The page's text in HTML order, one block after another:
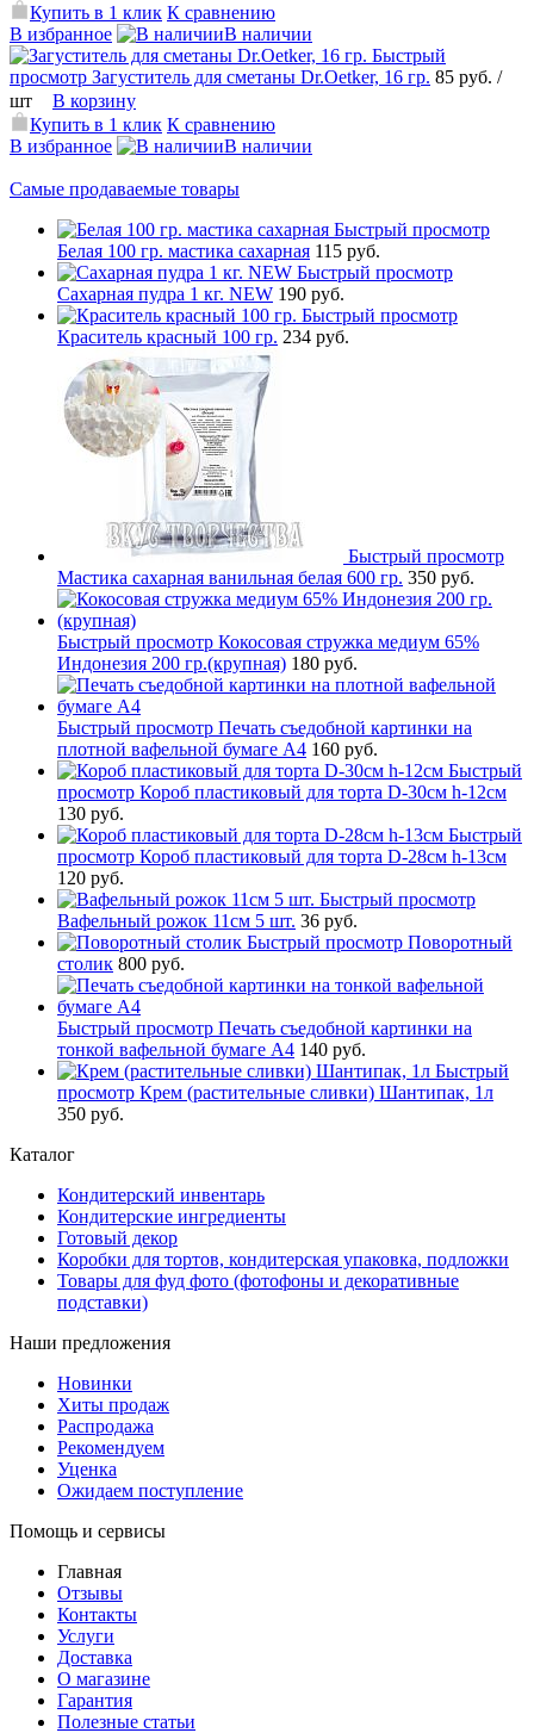
Купить в 1 клик К сравнению
В избранное
В наличии
Быстрый
просмотр Загуститель для сметаны Dr.Oetker, 16 гр. 85 руб. /
шт
В корзину
Купить в 1 клик К сравнению
В избранное
В наличии
Самые продаваемые товары
Быстрый просмотр
Белая 100 гр. мастика сахарная 115 руб.
Быстрый просмотр
Сахарная пудра 1 кг. NEW 190 руб.
Быстрый просмотр
Краситель красный 100 гр. 234 руб.
Быстрый просмотр
Мастика сахарная ванильная белая 600 гр. 350 руб.
Быстрый просмотр Кокосовая стружка медиум 65%
Индонезия 200 гр.(крупная) 180 руб.
Быстрый просмотр Печать съедобной картинки на
плотной вафельной бумаге А4 160 руб.
Быстрый
просмотр Короб пластиковый для торта D-30см h-12см
130 руб.
Быстрый
просмотр Короб пластиковый для торта D-28см h-13см
120 руб.
Быстрый просмотр
Вафельный рожок 11см 5 шт. 36 руб.
Быстрый просмотр Поворотный
столик 800 руб.
Быстрый просмотр Печать съедобной картинки на
тонкой вафельной бумаге А4 140 руб.
Быстрый
просмотр Крем (растительные сливки) Шантипак, 1л
350 руб.
Каталог
Кондитерский инвентарь
Кондитерские ингредиенты
Готовый декор
Коробки для тортов, кондитерская упаковка, подложки
Товары для фуд фото (фотофоны и декоративные
подставки)
Наши предложения
Новинки
Хиты продаж
Распродажа
Рекомендуем
Уценка
Ожидаем поступление
Помощь и сервисы
Главная
Отзывы
Контакты
Услуги
Доставка
О магазине
Гарантия
Полезные статьи